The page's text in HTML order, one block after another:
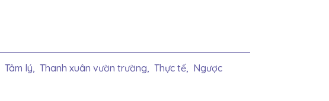
Tâm lý, Thanh xuân vườn trường, Thực tế, Ngược